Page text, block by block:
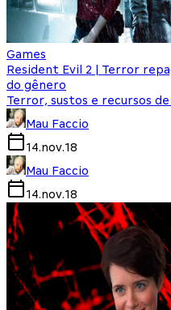
Games
Resident Evil 2 | Terror
do gênero
Terror, sustos e recursos
Mau Faccio
14.nov.18
Mau Faccio
14.nov.18